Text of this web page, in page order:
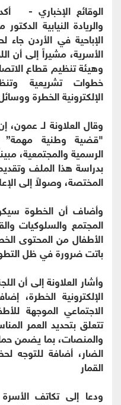
الوقائع الإخباري -
والريادة النيابية
الإباحية في الأردن جاء
الأسرية، مشيراً إلى أن
وهيئة تنظيم قطاع
خطوات تشريعية
الإلكترونية الخطرة
وقال العلاونة لـ
"قضية وطنية مهمة”
الرسمية والمجتمعية،
بدراسة هذا الملف
المختصة، وصولاً إلى
وأضاف أن الخطوة
المجتمع والسلوكيات
الأطفال من المحتوى
باتت ضرورة في ظل
وأشار العلاونة إلى أن
الإلكترونية الخطرة،
الاجتماعي الموجهة
تتعلق بتحديد العمر
والمنصات، بما يضمن
الضار، أضافة للتوجه
القمار
ودعا إلى تكاتف